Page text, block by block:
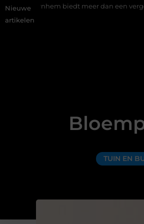
Nieuwe
artikelen
biedt meer dan een vergelijkingssite
TUIN EN